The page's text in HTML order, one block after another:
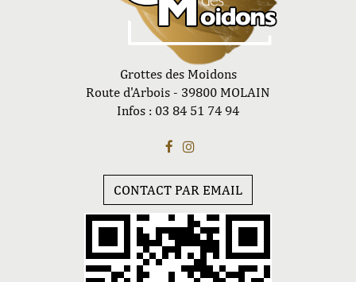
Grottes des Moidons
Route d'Arbois - 39800 MOLAIN
Infos : 03 84 51 74 94
CONTACT PAR EMAIL